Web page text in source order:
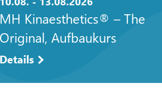
MH Kinaesthetics® – The
Original, Aufbaukurs
Details